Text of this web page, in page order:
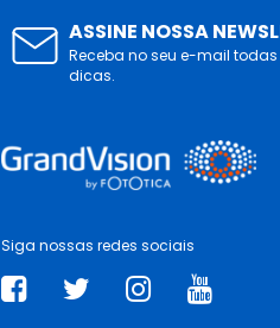
ASSINE NOSSA
Receba no seu e-mail
dicas.
Siga nossas redes sociais